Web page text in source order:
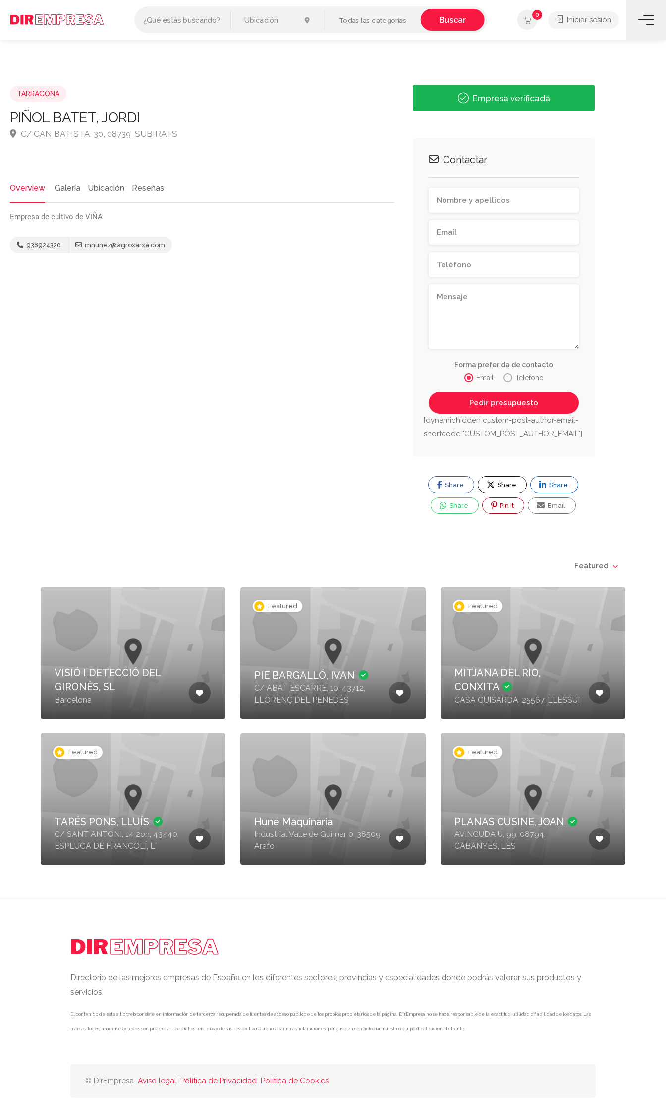
Todas las categorías Buscar 0
Iniciar sesión
TARRAGONA
PIÑOL BATET, JORDI
C/ CAN BATISTA, 30, 08739, SUBIRATS
Overview Galería Ubicación Reseñas
Empresa de cultivo de VIÑA
938924320 mnunez@agroxarxa.com
Empresa verificada
Contactar
Forma preferida de contacto
Email
Teléfono
[dynamichidden custom-post-author-email-
shortcode "CUSTOM_POST_AUTHOR_EMAIL"]
Share Share Share
Share Pin It Email
Featured
VISIÓ I DETECCIÓ DEL
GIRONÈS, SL
Barcelona
Featured
PIE BARGALLÓ, IVAN
C/ ABAT ESCARRE, 10, 43712,
LLORENÇ DEL PENEDÈS
Featured
MITJANA DEL RIO,
CONXITA
CASA GUISARDA, 25567, LLESSUI
Featured
TARÉS PONS, LLUÍS
C/ SANT ANTONI, 14 2on, 43440,
ESPLUGA DE FRANCOLÍ, L´
Hune Maquinaria
Industrial Valle de Guimar 0, 38509
Arafo
Featured
PLANAS CUSINE, JOAN
AVINGUDA U, 99, 08794,
CABANYES, LES
Directorio de las mejores empresas de España en los diferentes sectores, provincias y especialidades donde podrás valorar sus productos y
servicios.
El contenido de este sitio web consiste en información de terceros recuperada de fuentes de acceso público o de los propios propietarios de la página. DirEmpresa no se hace responsable de la exactitud, utilidad o fiabilidad de los datos. Las
marcas, logos, imágenes y textos son propiedad de dichos terceros y de sus respectivos dueños. Para más aclaraciones, póngase en contacto con nuestro equipo de atención al cliente.
© DirEmpresa Aviso legal Política de Privacidad Política de Cookies